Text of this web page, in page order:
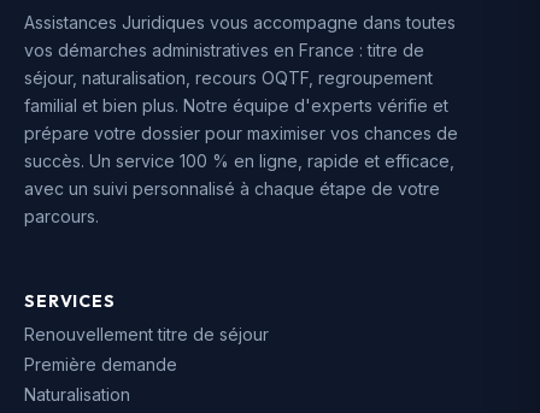
Assistances Juridiques vous accompagne dans toutes
vos démarches administratives en France : titre de
séjour, naturalisation, recours OQTF, regroupement
familial et bien plus. Notre équipe d'experts vérifie et
prépare votre dossier pour maximiser vos chances de
succès. Un service 100 % en ligne, rapide et efficace,
avec un suivi personnalisé à chaque étape de votre
parcours.
SERVICES
Renouvellement titre de séjour
Première demande
Naturalisation